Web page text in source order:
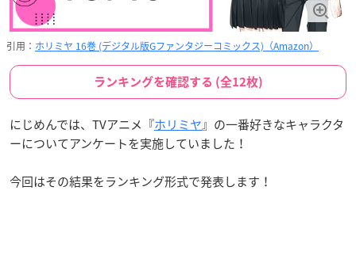
引用： ホリミヤ 16巻 (デジタル版Gファンタジーコミックス)（Amazon）
ランキングを確認する (全12枚)
にじめんでは、TVアニメ『ホリミヤ』の一番好きなキャラクタ
ーについてアンケートを実施していました！
今回はその結果をランキング形式で発表します！